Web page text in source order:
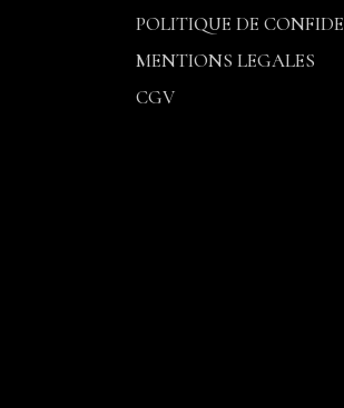
POLITIQUE DE
MENTIONS LEGALES
CGV